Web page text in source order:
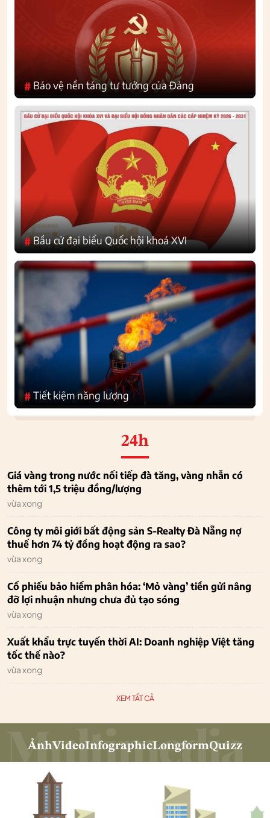
# Bảo vệ nền tảng tư tưởng của Đảng
#Bầu cử đại biểu Quốc hội khoá XVI
#Tiết kiệm năng lượng
24h
Giá vàng trong nước nối tiếp đà tăng, vàng nhẫn có
thêm tới 1,5 triệu đồng/lượng
vừa xong
Công ty môi giới bất động sản S-Realty Đà Nẵng nợ
thuế hơn 74 tỷ đồng hoạt động ra sao?
vừa xong
Cổ phiếu bảo hiểm phân hóa: ‘Mỏ vàng’ tiền gửi nâng
đỡ lợi nhuận nhưng chưa đủ tạo sóng
vừa xong
Xuất khẩu trực tuyến thời AI: Doanh nghiệp Việt tăng
tốc thế nào?
vừa xong
XEM TẤT CẢ
ẢnhVideoInfographicLongformQuizz